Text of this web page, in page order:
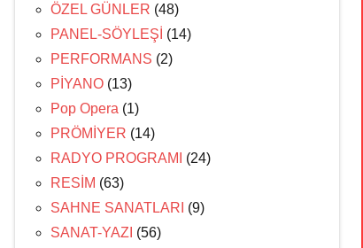
ÖZEL GÜNLER (48)
PANEL-SÖYLEŞİ (14)
PERFORMANS (2)
PİYANO (13)
Pop Opera (1)
PRÖMİYER (14)
RADYO PROGRAMI
(24)
RESİM (63)
SAHNE SANATLARI (9)
SANAT-YAZI (56)